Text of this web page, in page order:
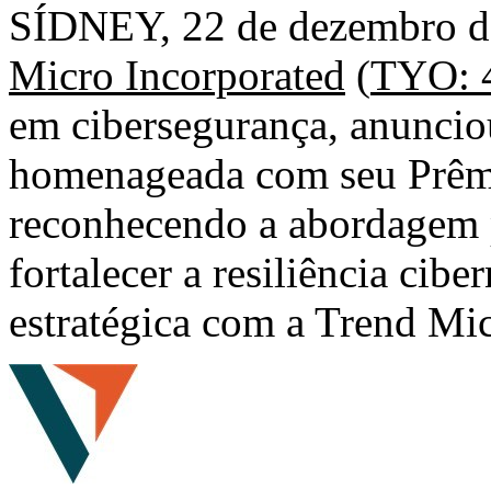
SÍDNEY, 22 de dezembro
Micro Incorporated (TYO:
em cibersegurança,
homenageada com seu
reconhecendo a
fortalecer a resiliência
estratégica com a Trend